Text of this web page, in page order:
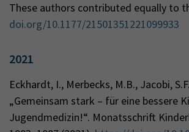
These authors contributed equally to
doi.org/10.1177/21501351221099933
2021
Eckhardt, I., Merbecks, M.B., Jacobi,
„Gemeinsam stark – für eine bessere
Jugendmedizin!“. Monatsschrift